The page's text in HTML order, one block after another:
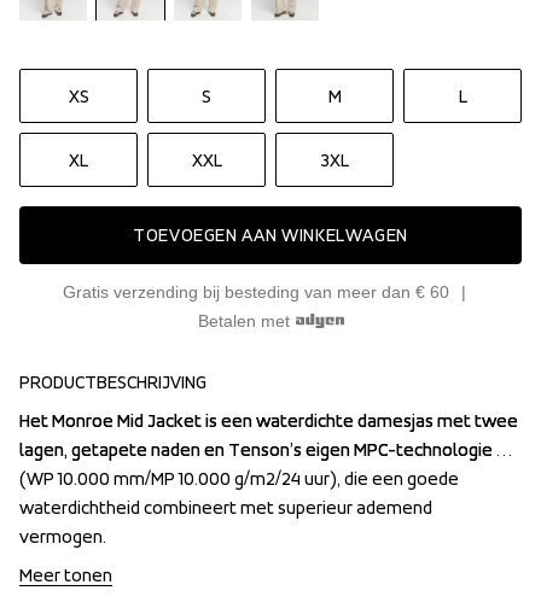
XS S M L
XL XXL 3XL
TOEVOEGEN AAN WINKELWAGEN
Gratis verzending bij besteding van meer dan € 60
Betalen met
PRODUCTBESCHRIJVING
Het Monroe Mid Jacket is een waterdichte damesjas met twee
lagen, getapete naden en Tenson’s eigen MPC-technologie
(WP 10.000 mm/MP 10.000 g/m2/24 uur), die een goede
waterdichtheid combineert met superieur ademend
vermogen.
Het Monroe Mid Jacket is een waterdichte damesjas met twee
lagen, getapete naden en Tenson’s eigen MPC-technologie
(WP 10.000 mm/MP 10.000 g/m2/24 uur), die een goede
waterdichtheid combineert met superieur ademend
vermogen.
Meer tonen